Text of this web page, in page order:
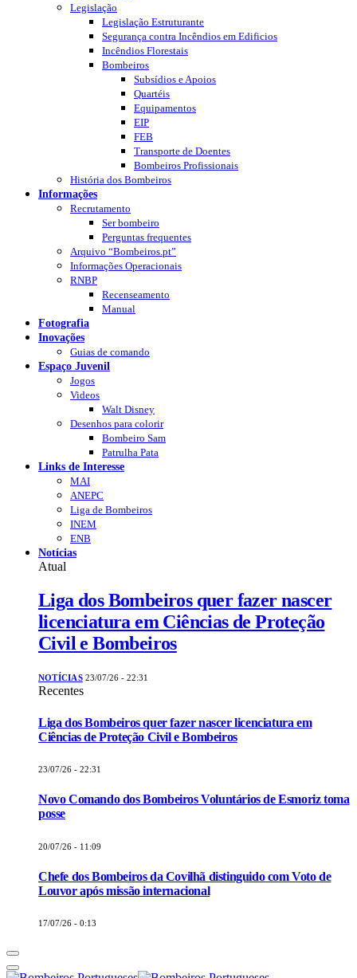
Legislação
Legislação Estruturante
Segurança contra Incêndios em Edificios
Incêndios Florestais
Bombeiros
Subsídios e Apoios
Quartéis
Equipamentos
EIP
FEB
Transporte de Doentes
Bombeiros Profissionais
História dos Bombeiros
Informações
Recrutamento
Ser bombeiro
Perguntas frequentes
Arquivo “Bombeiros.pt”
Informações Operacionais
RNBP
Recenseamento
Manual
Fotografia
Inovações
Guias de comando
Espaço Juvenil
Jogos
Videos
Walt Disney
Desenhos para colorir
Bombeiro Sam
Patrulha Pata
Links de Interesse
MAI
ANEPC
Liga de Bombeiros
INEM
ENB
Notícias
Atual
Liga dos Bombeiros quer fazer nascer
licenciatura em Ciências de Proteção
Civil e Bombeiros
NOTÍCIAS 23/07/26 - 22:31
Recentes
Liga dos Bombeiros quer fazer nascer licenciatura em
Ciências de Proteção Civil e Bombeiros
23/07/26 - 22:31
Novo Comando dos Bombeiros Voluntários de Esmoriz toma
posse
20/07/26 - 11:09
Chefe dos Bombeiros da Covilhã distinguido com Voto de
Louvor após missão internacional
17/07/26 - 0:13